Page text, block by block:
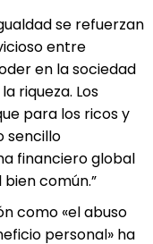
se refuerzan
entre
en la sociedad
riqueza. Los
para los ricos y
sencillo
financiero global
común.”
como «el abuso
personal» ha